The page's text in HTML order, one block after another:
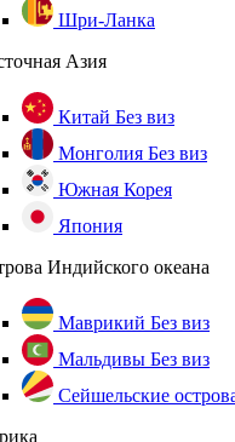
Шри-Ланка
Азия
Китай Без виз
Монголия Без виз
Южная Корея
Япония
Индийского океана
Маврикий Без виз
Мальдивы Без виз
Сейшельские